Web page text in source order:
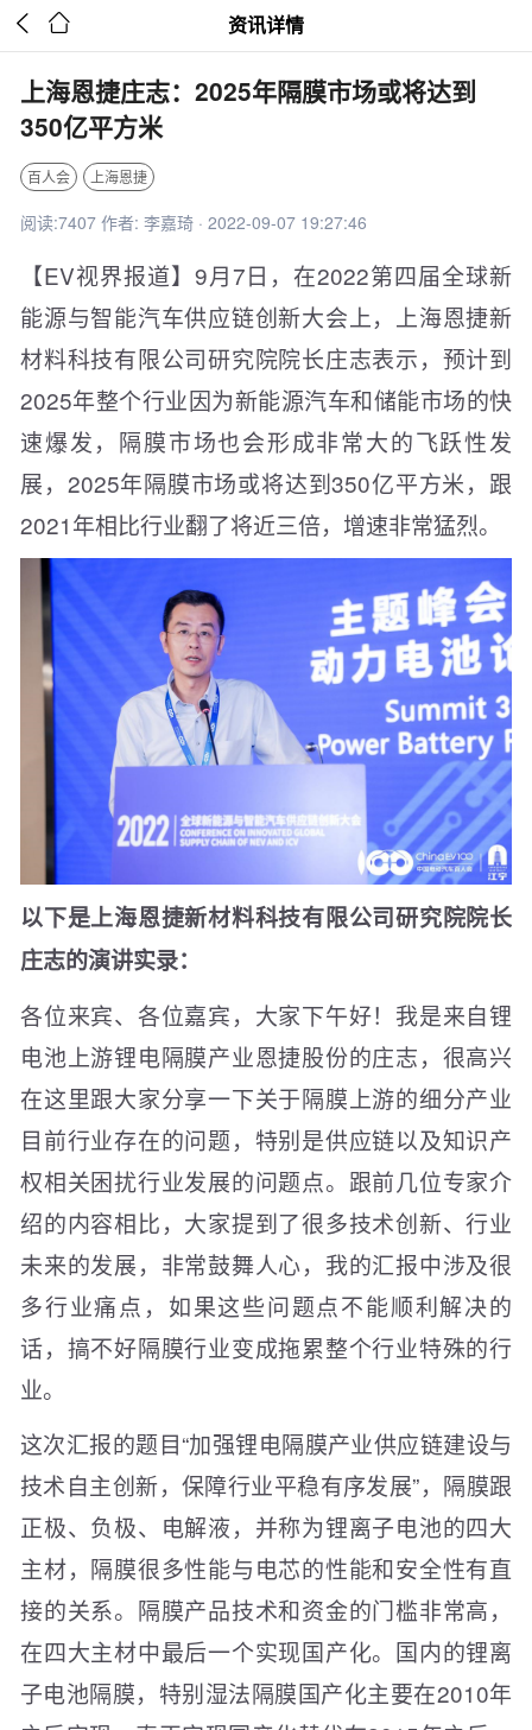
  资讯详情
上海恩捷庄志：2025年隔膜市场或将达到
350亿平方米
百人会 上海恩捷
阅读:7407 作者: 李嘉琦 · 2022-09-07 19:27:46
【EV视界报道】9月7日，在2022第四届全球新
能源与智能汽车供应链创新大会上，上海恩捷新
材料科技有限公司研究院院长庄志表示，预计到
2025年整个行业因为新能源汽车和储能市场的快
速爆发，隔膜市场也会形成非常大的飞跃性发
展，2025年隔膜市场或将达到350亿平方米，跟
2021年相比行业翻了将近三倍，增速非常猛烈。
以下是上海恩捷新材料科技有限公司研究院院长
庄志的演讲实录：
各位来宾、各位嘉宾，大家下午好！我是来自锂
电池上游锂电隔膜产业恩捷股份的庄志，很高兴
在这里跟大家分享一下关于隔膜上游的细分产业
目前行业存在的问题，特别是供应链以及知识产
权相关困扰行业发展的问题点。跟前几位专家介
绍的内容相比，大家提到了很多技术创新、行业
未来的发展，非常鼓舞人心，我的汇报中涉及很
多行业痛点，如果这些问题点不能顺利解决的
话，搞不好隔膜行业变成拖累整个行业特殊的行
业。
这次汇报的题目“加强锂电隔膜产业供应链建设与
技术自主创新，保障行业平稳有序发展”，隔膜跟
正极、负极、电解液，并称为锂离子电池的四大
主材，隔膜很多性能与电芯的性能和安全性有直
接的关系。隔膜产品技术和资金的门槛非常高，
在四大主材中最后一个实现国产化。国内的锂离
子电池隔膜，特别湿法隔膜国产化主要在2010年